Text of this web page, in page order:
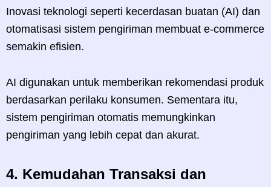
Inovasi teknologi seperti kecerdasan buatan (AI) dan
otomatisasi sistem pengiriman membuat e-commerce
semakin efisien.
AI digunakan untuk memberikan rekomendasi produk
berdasarkan perilaku konsumen. Sementara itu,
sistem pengiriman otomatis memungkinkan
pengiriman yang lebih cepat dan akurat.
4. Kemudahan Transaksi dan